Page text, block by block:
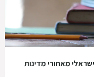
מאחורי מדינות